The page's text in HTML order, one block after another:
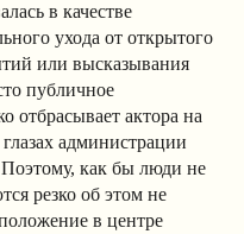
в качестве
ухода от открытого
или высказывания
публичное
отбрасывает актора на
администрации
Поэтому, как бы люди не
резко об этом не
в центре